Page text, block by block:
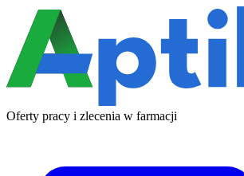
Oferty pracy i zlecenia w farmacji